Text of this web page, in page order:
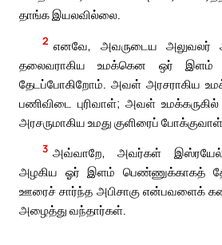
தாங்க இயலவில்லை.
2 எனவே, அவருடைய அலுவலர்
தலைவராகிய உமக்கென ஒர்
தேடப்போகிறோம். அவள் அரசராகிய
பணிவிடை புரிவாள்; அவள்
அரசருமாகிய உமது குளிரைப்
3 அவ்வாறே, அவர்கள் இஸ்ரயேல்
அழகிய ஓர் இளம் பெண்ணுக்காகத்
ஊரைச் சார்ந்த அபிசாகு என்பவளைக்
அழைத்து வந்தார்கள்.